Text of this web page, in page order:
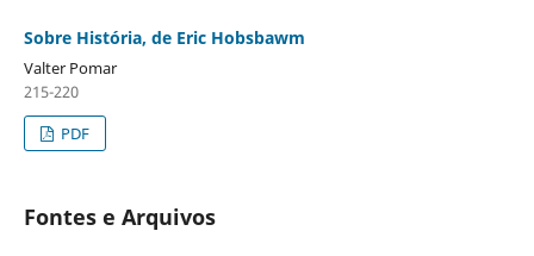
Sobre História, de Eric Hobsbawm
Valter Pomar
215-220
PDF
Fontes e Arquivos